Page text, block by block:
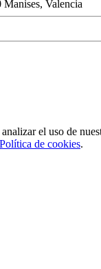
Valencia
el uso de
Política de cookies.